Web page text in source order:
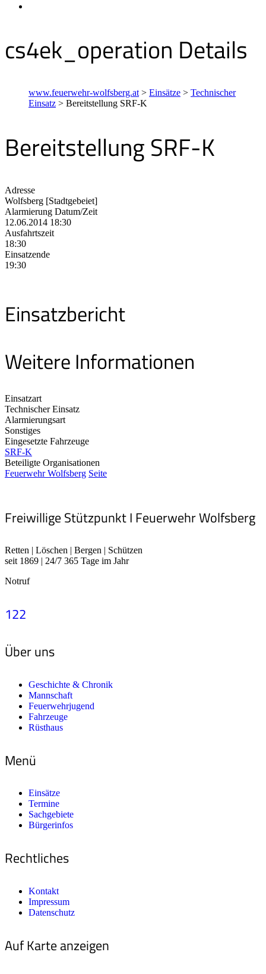
cs4ek_operation Details
www.feuerwehr-wolfsberg.at > Einsätze > Technischer
Einsatz > Bereitstellung SRF-K
Bereitstellung SRF-K
Adresse
Wolfsberg [Stadtgebeiet]
Alarmierung Datum/Zeit
12.06.2014 18:30
Ausfahrtszeit
18:30
Einsatzende
19:30
Einsatzbericht
Weitere Informationen
Einsatzart
Technischer Einsatz
Alarmierungsart
Sonstiges
Eingesetzte Fahrzeuge
SRF-K
Beteiligte Organisationen
Feuerwehr Wolfsberg Seite
Freiwillige Stützpunkt I Feuerwehr Wolfsberg
Retten | Löschen | Bergen | Schützen
seit 1869 | 24/7 365 Tage im Jahr
Notruf
122
Über uns
Geschichte & Chronik
Mannschaft
Feuerwehrjugend
Fahrzeuge
Rüsthaus
Menü
Einsätze
Termine
Sachgebiete
Bürgerinfos
Rechtliches
Kontakt
Impressum
Datenschutz
Auf Karte anzeigen